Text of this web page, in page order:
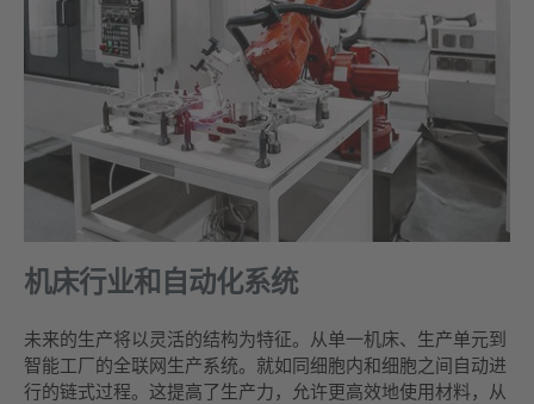
机床行业和自动化系统
未来的生产将以灵活的结构为特征。从单一机床、生产单元到
智能工厂的全联网生产系统。就如同细胞内和细胞之间自动进
行的链式过程。这提高了生产力，允许更高效地使用材料，从